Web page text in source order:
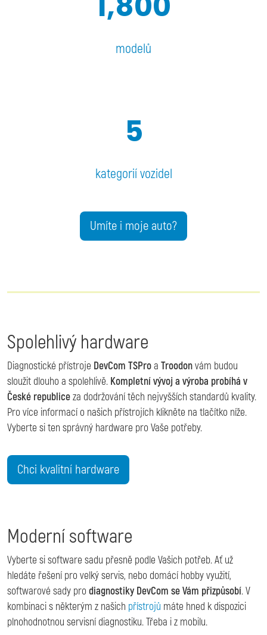
modelů
5
kategorií vozidel
Umíte i moje auto?
Spolehlivý hardware
Diagnostické přístroje DevCom TSProa Troodonvám budou
sloužit dlouho a spolehlivě. Kompletní vývoj a výroba probíhá v
České republiceza dodržování těch nejvyšších standardů kvality.
Pro více informací o našich přístrojích klikněte na tlačítko níže.
Vyberte si ten správný hardware pro Vaše potřeby.
Chci kvalitní hardware
Moderní software
Vyberte si software sadu přesně podle Vašich potřeb. Ať už
hledáte řešení pro velký servis, nebo domácí hobby využití,
softwarové sady pro diagnostiky DevCom se Vám přizpůsobí. V
kombinaci s některým z našich přístrojů máte hned k dispozici
plnohodnotnou servisní diagnostiku. Třeba i z mobilu.